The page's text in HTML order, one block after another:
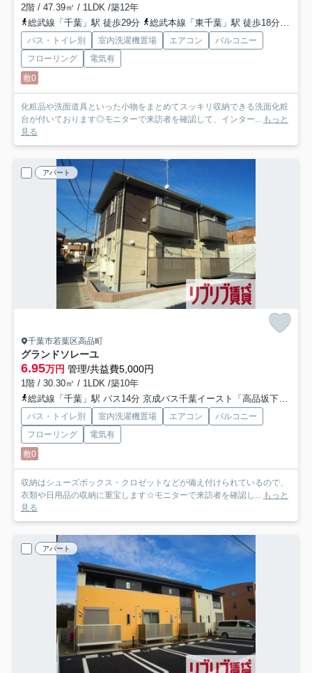
2階 / 47.39㎡ / 1LDK /築12年
総武線「千葉」駅 徒歩29分
総武本線「東千葉」駅 徒歩18分
バス・トイレ別 室内洗濯機置場 エアコン
バルコニー
フローリング
電気有
敷0
化粧品や洗面道具といった小物をまとめてスッキリ収納できる洗面化粧
台が付いております◎モニターで来訪者を確認して、インター... もっと
見る
アパート
千葉市若葉区高品町
グランドソレーユ
6.95万円 管理/共益費5,000円
1階 / 30.30㎡ / 1LDK /築10年
総武線「千葉」駅 バス14分 京成バス千葉イースト「高品坂下」 停歩5分
バス・トイレ別 室内洗濯機置場 エアコン
バルコニー
フローリング
電気有
敷0
収納はシューズボックス・クロゼットなどが備え付けられているので、
衣類や日用品の収納に重宝します☆モニターで来訪者を確認し... もっと
見る
アパート